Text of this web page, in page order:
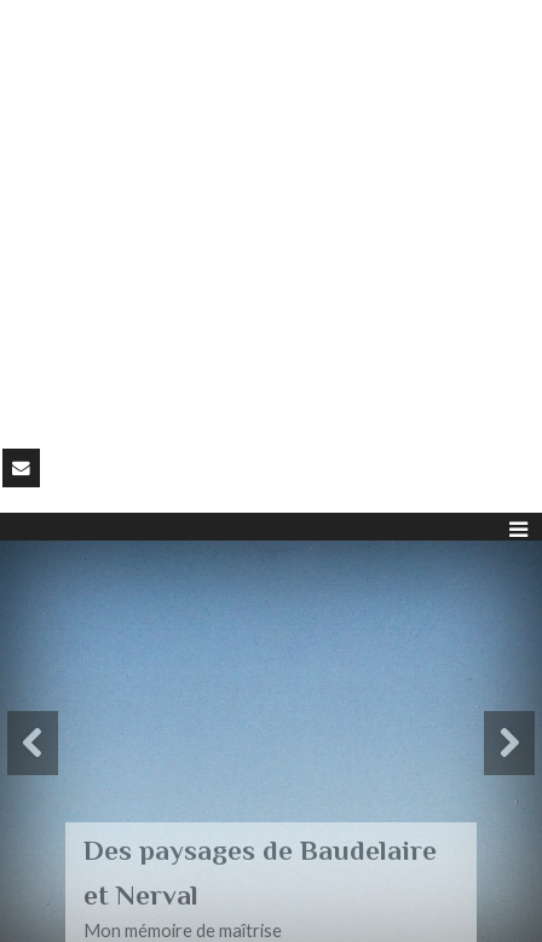
Des paysages de Baudelaire
et Nerval
Mon mémoire de maîtrise